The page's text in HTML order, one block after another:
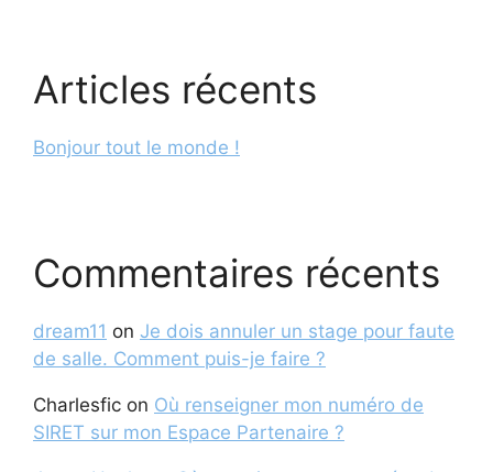
Articles récents
Bonjour tout le monde !
Commentaires récents
dream11 on Je dois annuler un stage pour faute
de salle. Comment puis-je faire ?
Charlesfic on Où renseigner mon numéro de
SIRET sur mon Espace Partenaire ?